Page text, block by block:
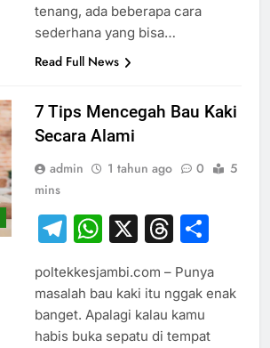
tenang, ada beberapa cara
sederhana yang bisa…
Read Full News
7 Tips Mencegah Bau Kaki
Secara Alami
admin 1 tahun ago 0
5
mins
Telegram
WhatsApp
X
poltekkesjambi.com – Punya
masalah bau kaki itu nggak enak
banget. Apalagi kalau kamu
habis buka sepatu di tempat